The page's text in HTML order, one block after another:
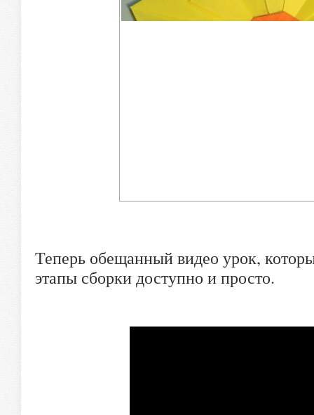
Теперь обещанный видео урок,
этапы сборки доступно и просто.